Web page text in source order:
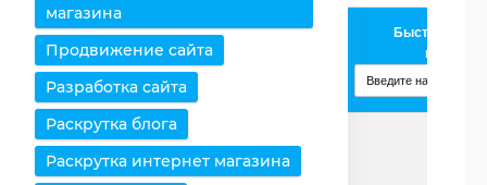
магазина
Продвижение сайта
Разработка сайта
Раскрутка блога
Раскрутка интернет магазина
Процессоры /
Характеристики
AMD
Быстрое
Страница Подробнее